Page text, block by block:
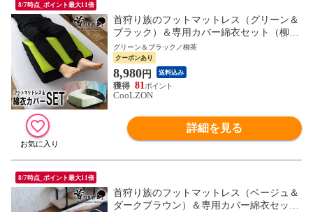
8/7時点_ポイント最大11倍
首狩り族のフットマットレス（グリーン＆
ブラック）＆専用カバー綿衣セット（柳
茶） 足枕 カバー 母の日 父の日 ギフト MG
新生活
グリーン＆ブラック／柳茶
クーポンあり
8,980円 送料込み
81
CooLZON
詳細を見る
8/7時点_ポイント最大11倍
首狩り族のフットマットレス（ベージュ＆
ダークブラウン）＆専用カバー綿衣セット